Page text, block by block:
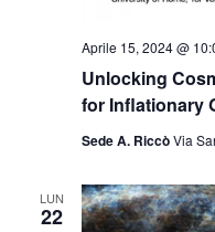
Unlocking
for Inflationary
Aprile 15, 2024 @
Sede A. RiccòVia
LUN
22